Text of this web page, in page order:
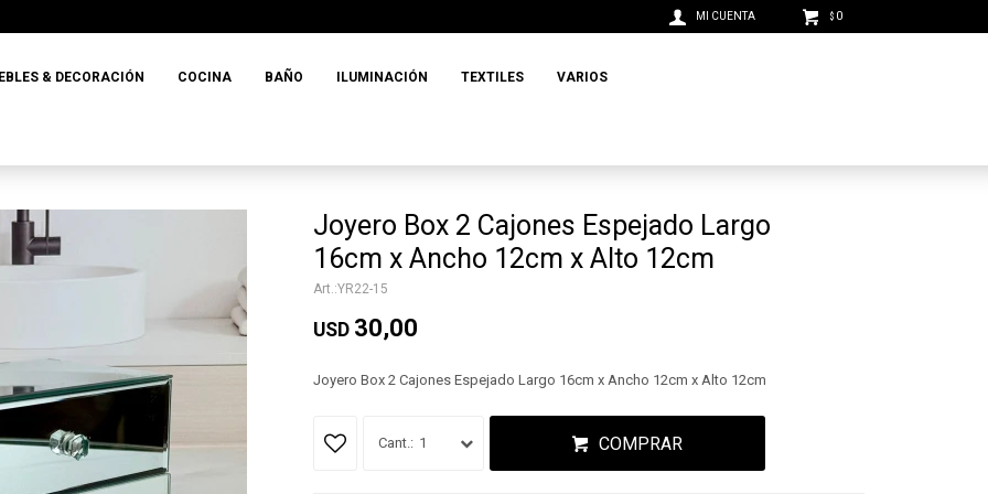
& DECORACIÓN COCINA BAÑO ILUMINACIÓN TEXTILES VARIOS
$ 0
Joyero Box 2 Cajones Espejado Largo
16cm x Ancho 12cm x Alto 12cm
YR22-15
USD 30,00
Joyero Box 2 Cajones Espejado Largo 16cm x Ancho 12cm x Alto 12cm
1 COMPRAR